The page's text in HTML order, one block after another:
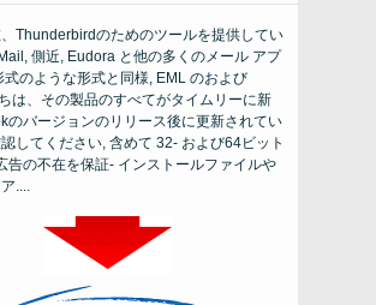
Thunderbirdのためのツールを提供してい
側近, Eudora と他の多くのメール アプ
式のような形式と同様, EML のおよび
は、その製品のすべてがタイムリーに新
のバージョンのリリース後に更新されてい
してください, 含めて 32- および64ビット
告の不在を保証- インストールファイルや
....